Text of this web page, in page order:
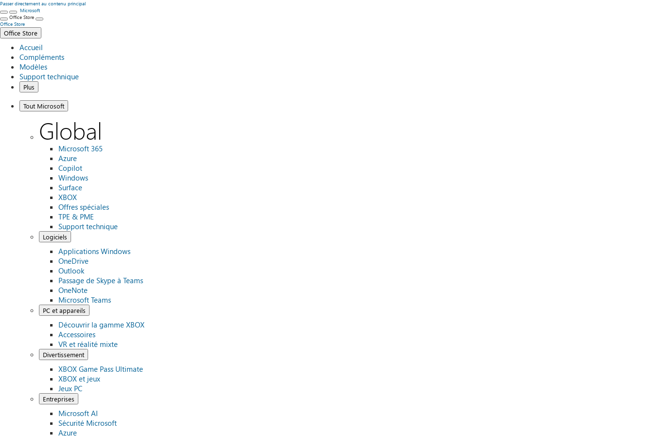
Passer directement au contenu principal
Microsoft
Office Store
Office Store
Office Store
Accueil
Compléments
Modèles
Support technique
Plus
Tout Microsoft
Global
Microsoft 365
Azure
Copilot
Windows
Surface
XBOX
Offres spéciales
TPE & PME
Support technique
Logiciels
Applications Windows
OneDrive
Outlook
Passage de Skype à Teams
OneNote
Microsoft Teams
PC et appareils
Découvrir la gamme XBOX
Accessoires
VR et réalité mixte
Divertissement
XBOX Game Pass Ultimate
XBOX et jeux
Jeux PC
Entreprises
Microsoft AI
Sécurité Microsoft
Azure